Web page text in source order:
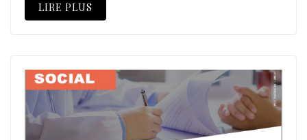
LIRE PLUS